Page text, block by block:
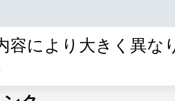
容により大きく異な